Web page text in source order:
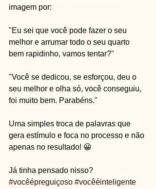
imagem por:
"Eu sei que você pode fazer o seu
melhor e arrumar todo o seu quarto
bem rapidinho, vamos tentar?"
"Você se dedicou, se esforçou, deu o
seu melhor e olha só, você conseguiu,
foi muito bem. Parabéns."
Uma simples troca de palavras que
gera estímulo e foca no processo e não
apenas no resultado! 😀
Já tinha pensado nisso?
#vocêépreguiçoso #vocêéinteligente